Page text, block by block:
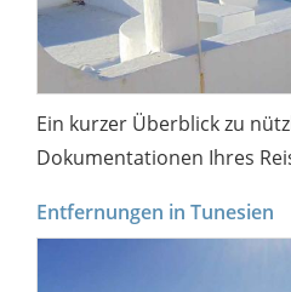
Ein kurzer Überblick zu
Dokumentationen Ihres
Entfernungen in Tunesien